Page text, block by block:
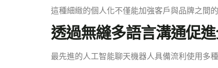
這種細緻的個人化不僅能加強客戶與品牌之間
透過無縫多語言溝通促
最先進的人工智能聊天機器人具備流利使用多